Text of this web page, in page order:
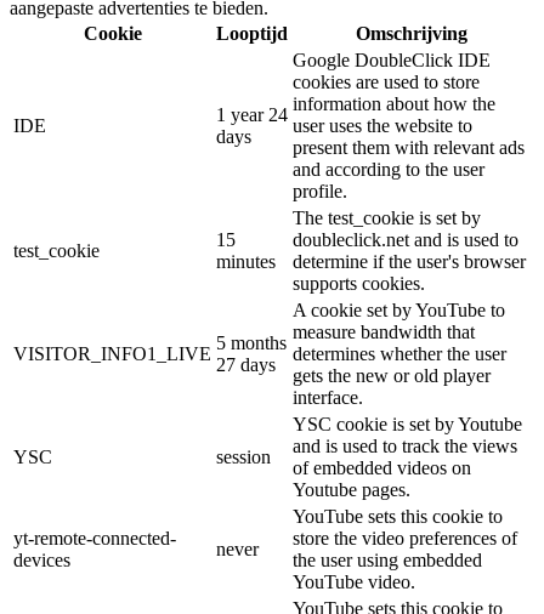
aangepaste advertenties te bieden.
Cookie
Looptijd Omschrijving
IDE
1 year 24
days
Google DoubleClick IDE
cookies are used to store
information about how the
user uses the website to
present them with relevant ads
and according to the user
profile.
test_cookie
15
minutes
The test_cookie is set by
doubleclick.net and is used to
determine if the user's browser
supports cookies.
VISITOR_INFO1_LIVE
5 months
27 days
A cookie set by YouTube to
measure bandwidth that
determines whether the user
gets the new or old player
interface.
YSC session
YSC cookie is set by Youtube
and is used to track the views
of embedded videos on
Youtube pages.
yt-remote-connected-
devices
never
YouTube sets this cookie to
store the video preferences of
the user using embedded
YouTube video.
YouTube sets this cookie to